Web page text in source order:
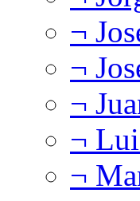
¬
¬
¬
¬
¬